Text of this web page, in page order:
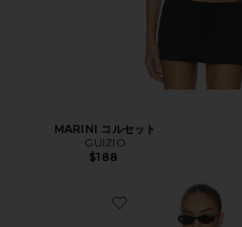
MARINI コルセット
GUIZIO
$188